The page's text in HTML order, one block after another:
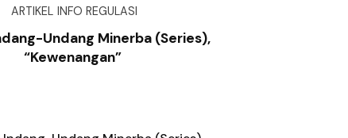
ARTIKEL INFO REGULASI
Undang Minerba (Series),
“Kewenangan”